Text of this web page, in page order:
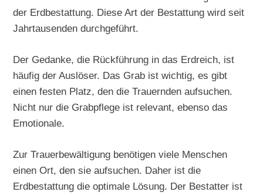
der Erdbestattung. Diese Art der Bestattung wird seit
Jahrtausenden durchgeführt.
Der Gedanke, die Rückführung in das Erdreich, ist
häufig der Auslöser. Das Grab ist wichtig, es gibt
einen festen Platz, den die Trauernden aufsuchen.
Nicht nur die Grabpflege ist relevant, ebenso das
Emotionale.
Zur Trauerbewältigung benötigen viele Menschen
einen Ort, den sie aufsuchen. Daher ist die
Erdbestattung die optimale Lösung. Der Bestatter ist